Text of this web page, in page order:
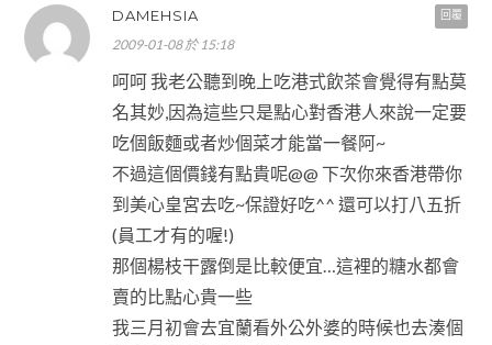
回覆
DAMEHSIA
2009-01-08 於 15:18
呵呵 我老公聽到晚上吃港式飲茶會覺得有點莫
名其妙,因為這些只是點心對香港人來說一定要
吃個飯麵或者炒個菜才能當一餐阿~
不過這個價錢有點貴呢@@ 下次你來香港帶你
到美心皇宮去吃~保證好吃^^ 還可以打八五折
(員工才有的喔!)
那個楊枝干露倒是比較便宜…這裡的糖水都會
賣的比點心貴一些
我三月初會去宜蘭看外公外婆的時候也去湊個